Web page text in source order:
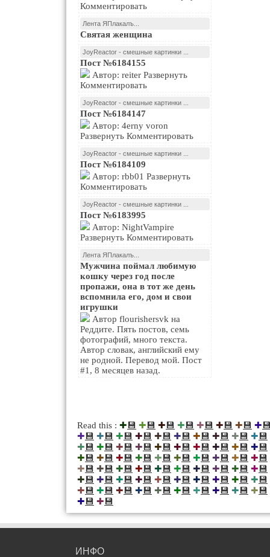
Комментировать
Лента ЯПлакалъ...
Святая женщина
JoyReactor - смешные картинки ...
Пост №6184155
Комментировать
JoyReactor - смешные картинки ...
Пост №6184147
Развернуть Комментировать
JoyReactor - смешные картинки ...
Пост №6184109
Комментировать
JoyReactor - смешные картинки ...
Пост №6183995
Развернуть Комментировать
Лента ЯПлакалъ...
Мужчина поймал любимую
кошку через год после
пропажи, она в тот же день
вспомнила его, дом и свои
игрушки
Реддите. Пять постов, семь
фотографий, много текста.
Автор словак, английский ему
не родной. Перевод мой. Пост
#1, 8 месяцев назад.
Read this : ✚💾 ✚💾 ✚💾 ✚💾 ✚💾 ✚💾 ✚💾 ✚
✚💾 ✚💾 ✚💾 ✚💾 ✚💾 ✚💾 ✚💾 ✚💾 ✚💾 ✚💾
✚💾 ✚💾 ✚💾 ✚💾 ✚💾 ✚💾 ✚💾 ✚💾 ✚💾 ✚💾
✚💾 ✚💾 ✚💾 ✚💾 ✚💾 ✚💾 ✚💾 ✚💾 ✚💾 ✚💾
✚💾 ✚💾 ✚💾 ✚💾 ✚💾 ✚💾 ✚💾 ✚💾 ✚💾 ✚💾
✚💾 ✚💾 ✚💾 ✚💾 ✚💾 ✚💾 ✚💾 ✚💾 ✚💾 ✚💾
✚💾 ✚💾 ✚💾 ✚💾 ✚💾 ✚💾 ✚💾 ✚💾 ✚💾 ✚💾
✚💾 ✚💾
ИНФО